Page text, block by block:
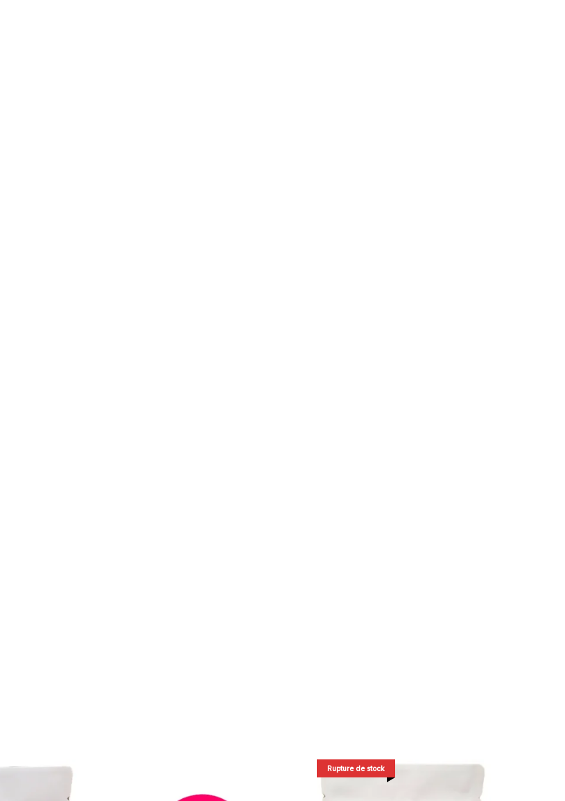
Rupture de stock